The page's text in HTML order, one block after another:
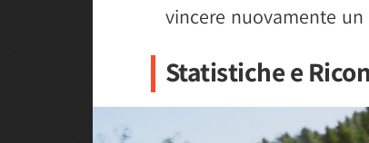
vincere nuovamente
Statistiche e